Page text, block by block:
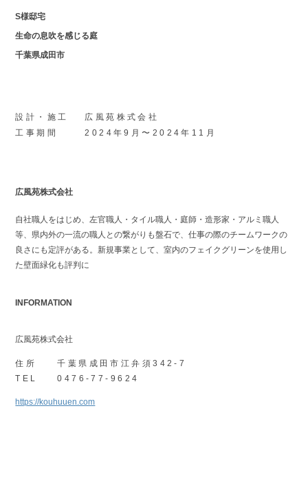
S様邸宅
生命の息吹を感じる庭
千葉県成田市
設計・施工
広風苑株式会社
工事期間
2024年9月〜2024年11月
広風苑株式会社
自社職人をはじめ、左官職人・タイル職人・庭師・造形家・アルミ職人
等、県内外の一流の職人との繋がりも盤石で、仕事の際のチームワークの
良さにも定評がある。新規事業として、室内のフェイクグリーンを使用し
た壁面緑化も評判に
INFORMATION
広風苑株式会社
住所
千葉県成田市江弁須342-7
TEL
0476-77-9624
https://kouhuuen.com